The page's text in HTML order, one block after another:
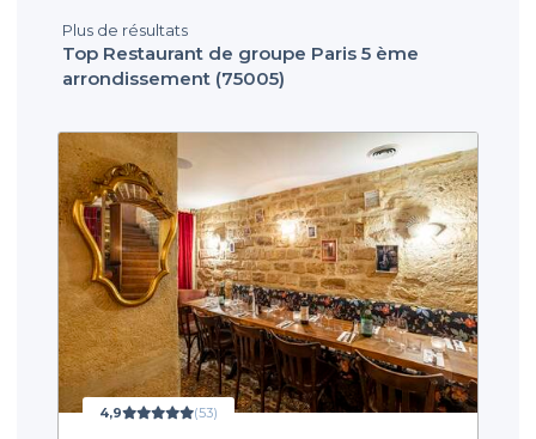
Plus de résultats
Top Restaurant de groupe Paris 5 ème
arrondissement (75005)
4,9 (53)